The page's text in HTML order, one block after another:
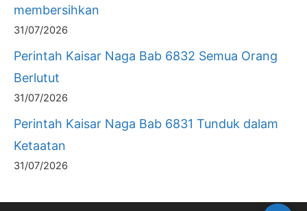
membersihkan
31/07/2026
Perintah Kaisar Naga Bab 6832 Semua Orang
Berlutut
31/07/2026
Perintah Kaisar Naga Bab 6831 Tunduk dalam
Ketaatan
31/07/2026